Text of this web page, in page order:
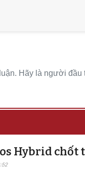
Hãy là người đầu
Hybrid